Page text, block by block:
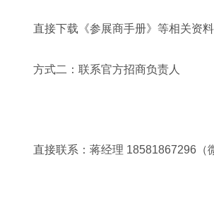
直接下载《参展商手册》等相关资料
方式二：联系官方招商负责人
直接联系：蒋经理 18581867296（